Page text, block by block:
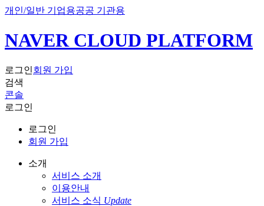
개인/일반 기업용공공 기관용
NAVER CLOUD PLATFORM
로그인회원 가입
검색
콘솔
로그인
로그인
회원 가입
소개
서비스 소개
이용안내
서비스 소식 Update